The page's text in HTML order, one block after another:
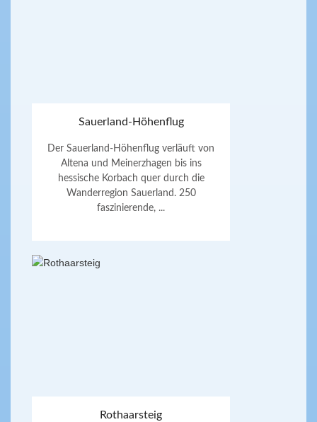
Sauerland-Höhenflug
Der Sauerland-Höhenflug verläuft von
Altena und Meinerzhagen bis ins
hessische Korbach quer durch die
Wanderregion Sauerland. 250
faszinierende, ...
Rothaarsteig